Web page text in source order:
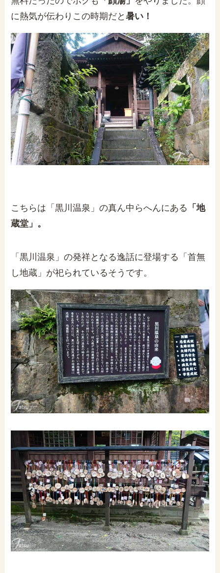
に熱気が伝わりこの時期だと暑い！
こちらは「黒川温泉」の真ん中らへんにある 「地
蔵堂」。
「黒川温泉」の発祥となる逸話に登場する「首無
し地蔵」が祀られているそうです。